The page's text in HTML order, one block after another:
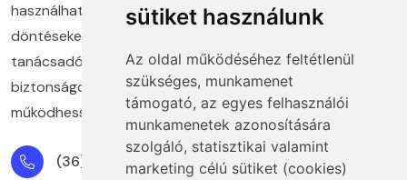
sütiket használunk
Az oldal működéséhez feltétlenül
szükséges, munkamenet
támogató, az egyes felhasználói
munkamenetek azonosítására
szolgáló, statisztikai valamint
marketing célú sütiket (cookies)
használható megoldásokkal hozhassanak felelős
döntéseket. Képzéseink, kiadványaink és szakértő
tanácsadóink közös célja, hogy ügyfeleink
biztonságosan, jogkövető módon és eredményesen
működhessenek minden területen.
(36) 1 880 76 00